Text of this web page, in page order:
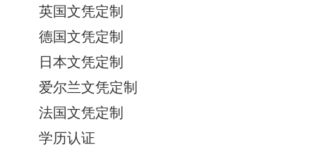
英国文凭定制
德国文凭定制
日本文凭定制
爱尔兰文凭定制
法国文凭定制
学历认证